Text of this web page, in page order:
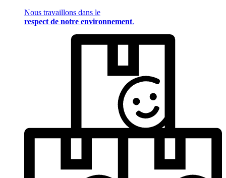
Nous travaillons dans le
respect de notre environnement.